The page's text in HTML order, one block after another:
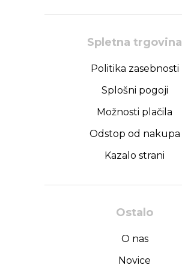
Spletna trgovina
Politika zasebnosti
Splošni pogoji
Možnosti plačila
Odstop od nakupa
Kazalo strani
Ostalo
O nas
Novice